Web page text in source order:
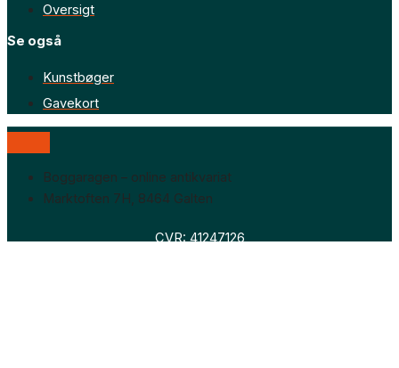
Oversigt
Se også
Kunstbøger
Gavekort
Boggaragen – online antikvariat
Marktoften 7H, 8464 Galten
CVR: 41247126